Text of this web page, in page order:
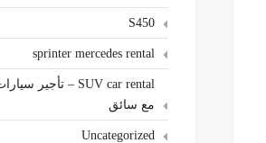
S450
sprinter mercedes rental
مع سائق
Uncategorized